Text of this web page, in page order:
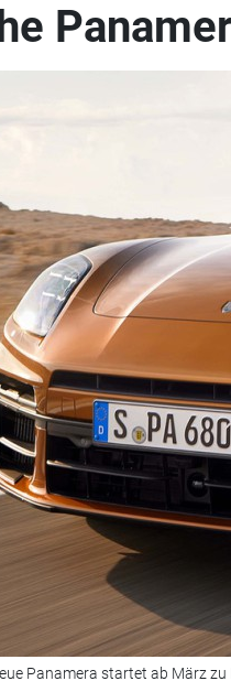
Panamera startet ab März zu